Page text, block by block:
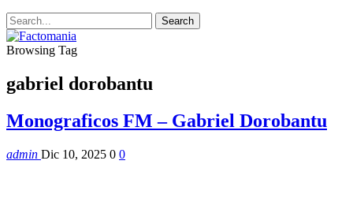
Browsing Tag
gabriel dorobantu
Monograficos FM – Gabriel Dorobantu
admin Dic 10, 2025 0 0